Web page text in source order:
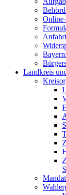
Anfahrt
Landkreis